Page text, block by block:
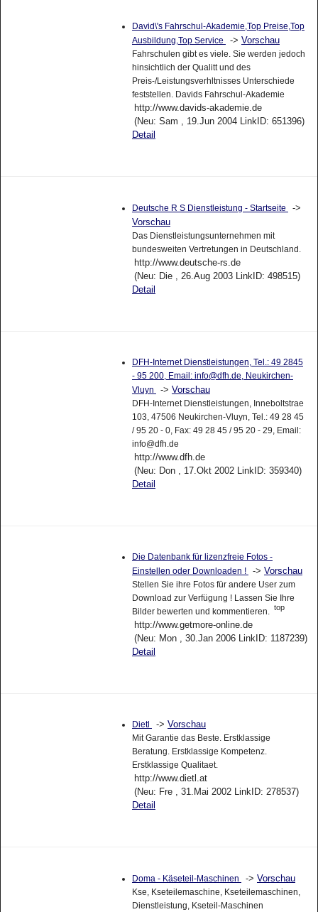
David\'s Fahrschul-Akademie,Top Preise,Top
Ausbildung,Top Service
-> Vorschau
Fahrschulen gibt es viele. Sie werden jedoch
hinsichtlich der Qualitt und des
Preis-/Leistungsverhltnisses Unterschiede
feststellen. Davids Fahrschul-Akademie
http://www.davids-akademie.de
(Neu: Sam , 19.Jun 2004 LinkID: 651396)
Detail
Deutsche R S Dienstleistung - Startseite
->
Vorschau
Das Dienstleistungsunternehmen mit
bundesweiten Vertretungen in Deutschland.
http://www.deutsche-rs.de
(Neu: Die , 26.Aug 2003 LinkID: 498515)
Detail
DFH-Internet Dienstleistungen, Tel.: 49 2845
- 95 200, Email: info@dfh.de, Neukirchen-
Vluyn
-> Vorschau
DFH-Internet Dienstleistungen, Inneboltstrae
103, 47506 Neukirchen-Vluyn, Tel.: 49 28 45
/ 95 20 - 0, Fax: 49 28 45 / 95 20 - 29, Email:
info@dfh.de
http://www.dfh.de
(Neu: Don , 17.Okt 2002 LinkID: 359340)
Detail
Die Datenbank für lizenzfreie Fotos -
Einstellen oder Downloaden !
-> Vorschau
Stellen Sie ihre Fotos für andere User zum
Download zur Verfügung ! Lassen Sie Ihre
Bilder bewerten und kommentieren.
top
http://www.getmore-online.de
(Neu: Mon , 30.Jan 2006 LinkID: 1187239)
Detail
Dietl -> Vorschau
Mit Garantie das Beste. Erstklassige
Beratung. Erstklassige Kompetenz.
Erstklassige Qualitaet.
http://www.dietl.at
(Neu: Fre , 31.Mai 2002 LinkID: 278537)
Detail
Doma - Käseteil-Maschinen -> Vorschau
Kse, Kseteilemaschine, Kseteilemaschinen,
Dienstleistung, Kseteil-Maschinen